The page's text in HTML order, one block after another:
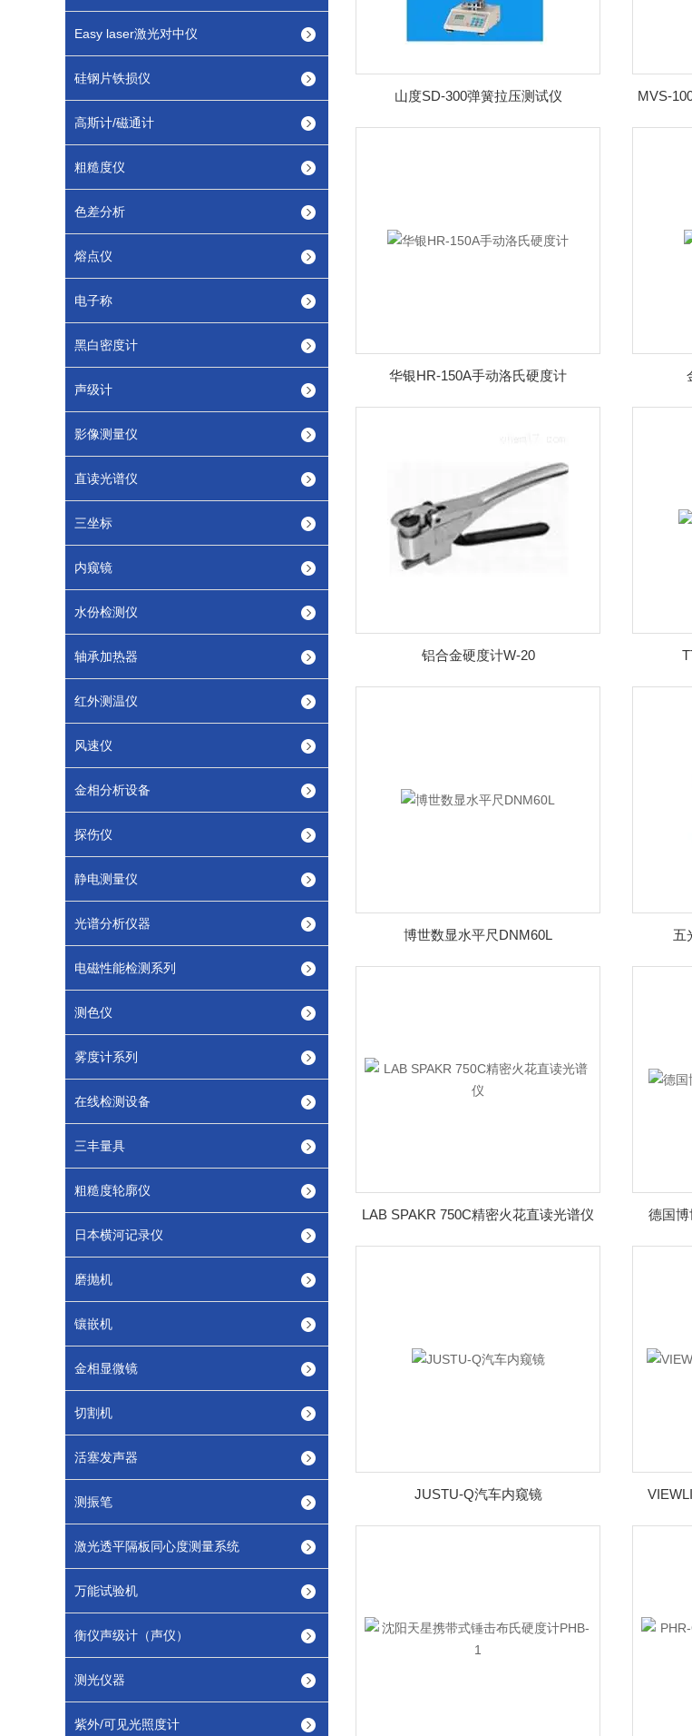
Easy laser激光对中仪
硅钢片铁损仪
高斯计/磁通计
粗糙度仪
色差分析
熔点仪
电子称
黑白密度计
声级计
影像测量仪
直读光谱仪
三坐标
内窥镜
水份检测仪
轴承加热器
红外测温仪
风速仪
金相分析设备
探伤仪
静电测量仪
光谱分析仪器
电磁性能检测系列
测色仪
雾度计系列
在线检测设备
三丰量具
粗糙度轮廓仪
日本横河记录仪
磨抛机
镶嵌机
金相显微镜
切割机
活塞发声器
测振笔
激光透平隔板同心度测量系统
万能试验机
衡仪声级计（声仪）
测光仪器
紫外/可见光照度计
山度SD-300弹簧拉压测试仪
华银HR-150A手动洛氏硬度计
铝合金硬度计W-20
博世数显水平尺DNM60L 五
LAB SPAKR 750C精密火花直读光谱仪 德国
JUSTU-Q汽车内窥镜